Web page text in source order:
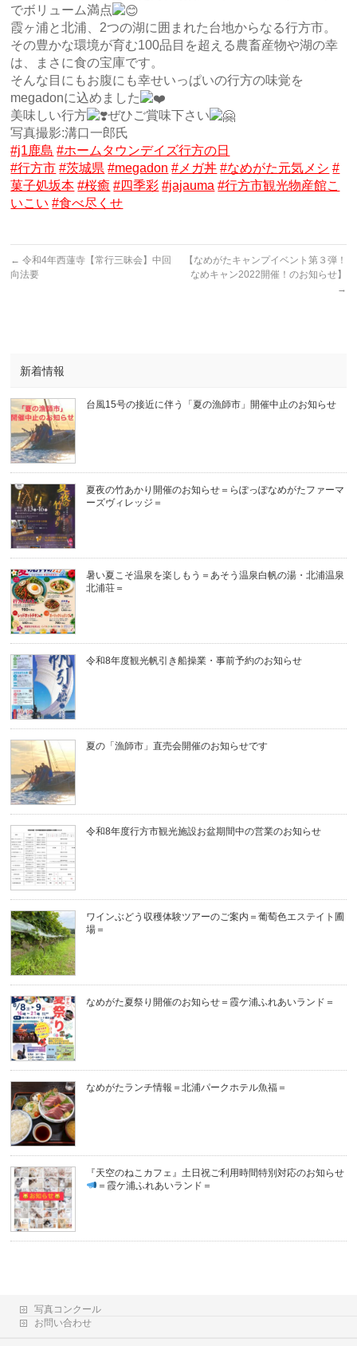
でボリューム満点
霞ヶ浦と北浦、2つの湖に囲まれた台地からなる行方市。
その豊かな環境が育む100品目を超える農畜産物や湖の幸
は、まさに食の宝庫です。
そんな目にもお腹にも幸せいっぱいの行方の味覚を
megadonに込めました
美味しい行方
ぜひご賞味下さい
写真撮影:溝口一郎氏
#j1鹿島 #ホームタウンデイズ行方の日
#行方市 #茨城県 #megadon #メガ丼 #なめがた元気メシ #
菓子処坂本 #桜癒 #四季彩 #jajauma #行方市観光物産館こ
いこい #食べ尽くせ
← 令和4年西蓮寺【常行三昧会】中回
向法要
【なめがたキャンプイベント第３弾！
なめキャン2022開催！のお知らせ】
→
新着情報
台風15号の接近に伴う「夏の漁師市」開催中止のお知らせ
夏夜の竹あかり開催のお知らせ＝らぽっぽなめがたファーマ
ーズヴィレッジ＝
暑い夏こそ温泉を楽しもう＝あそう温泉白帆の湯・北浦温泉
北浦荘＝
令和8年度観光帆引き船操業・事前予約のお知らせ
夏の「漁師市」直売会開催のお知らせです
令和8年度行方市観光施設お盆期間中の営業のお知らせ
ワインぶどう収穫体験ツアーのご案内＝葡萄色エステイト圃
場＝
なめがた夏祭り開催のお知らせ＝霞ケ浦ふれあいランド＝
なめがたランチ情報＝北浦パークホテル魚福＝
『天空のねこカフェ』土日祝ご利用時間特別対応のお知らせ
＝霞ケ浦ふれあいランド＝
写真コンクール
お問い合わせ